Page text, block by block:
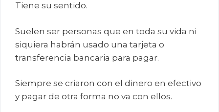
Tiene su sentido.
Suelen ser personas que en toda su vida ni
siquiera habrán usado una tarjeta o
transferencia bancaria para pagar.
Siempre se criaron con el dinero en efectivo
y pagar de otra forma no va con ellos.